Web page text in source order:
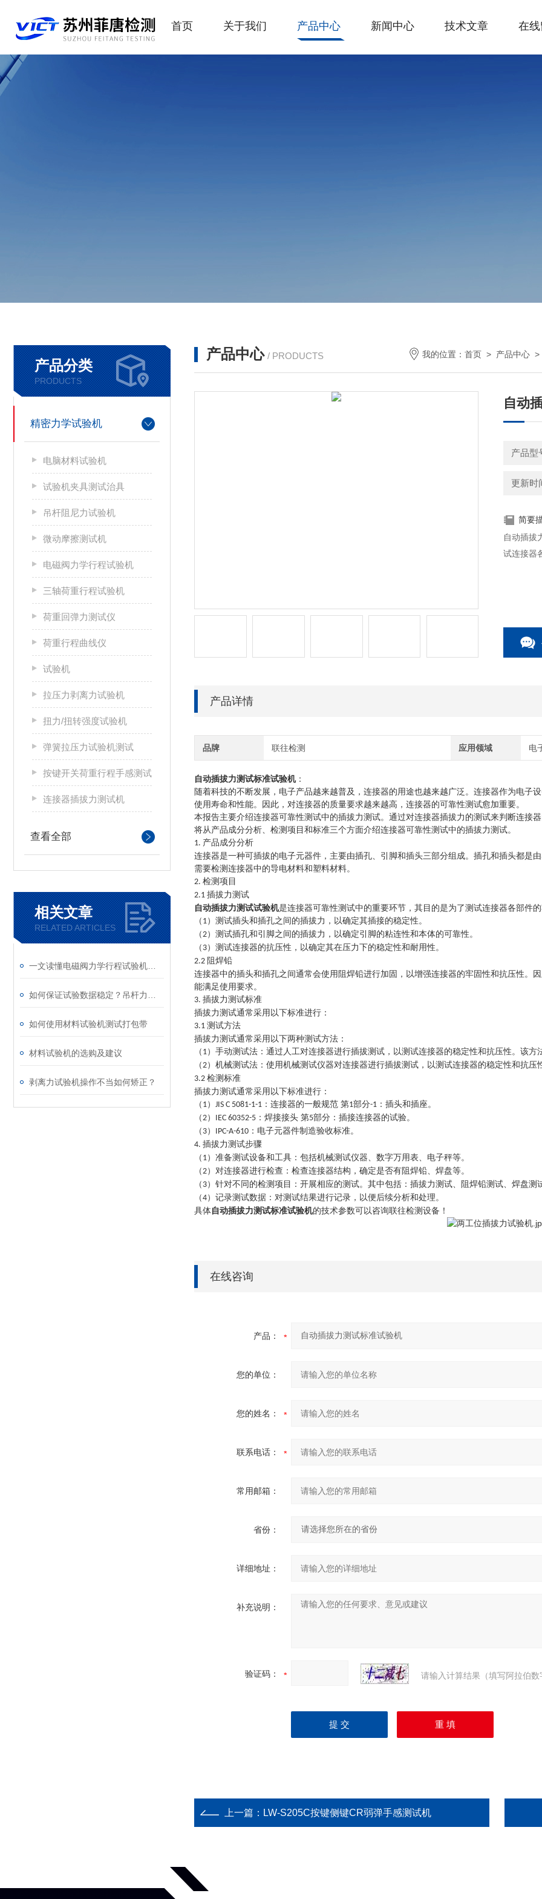
首页 关于我们 产品中心 新闻中心 技术文章 在
产品分类
PRODUCTS
精密力学试验机
电脑材料试验机
试验机夹具测试治具
吊杆阻尼力试验机
微动摩擦测试机
电磁阀力学行程试验机
三轴荷重行程试验机
荷重回弹力测试仪
荷重行程曲线仪
试验机
拉压力剥离力试验机
扭力/扭转强度试验机
弹簧拉压力试验机测试
按键开关荷重行程手感测试
连接器插拔力测试机
查看全部
相关文章
RELATED ARTICLES
如何使用材料试验机测试打包带
材料试验机的选购及建议
剥离力试验机操作不当如何矫正？
产品中心 / PRODUCTS 我的位置： 首页 > 产品中心
自动
产品型
更新时
简要
自动插拔
试连接器
产品详情
品牌 联往检测 应用领域 电
自动插拔力测试标准试验机：
随着科技的不断发展，电子产品越来越普及，连接器的用途也越来越广泛。连接器作为电子
使用寿命和性能。因此，对连接器的质量要求越来越高，连接器的可靠性测试愈加重要。
本报告主要介绍连接器可靠性测试中的插拔力测试。通过对连接器插拔力的测试来判断连接
将从产品成分分析、检测项目和标准三个方面介绍连接器可靠性测试中的插拔力测试。
1. 产品成分分析
连接器是一种可插拔的电子元器件，主要由插孔、引脚和插头三部分组成。插孔和插头都是
需要检测连接器中的导电材料和塑料材料。
2. 检测项目
2.1 插拔力测试
自动插拔力测试试验机是连接器可靠性测试中的重要环节，其目的是为了测试连接器各部件
（ 1）测试插头和插孔之间的插拔力，以确定其插接的稳定性。
（2）测试插孔和引脚之间的插拔力，以确定引脚的粘连性和本体的可靠性。
（ 3）测试连接器的抗压性，以确定其在压力下的稳定性和耐用性。
2.2 阻焊铅
连接器中的插头和插孔之间通常会使用阻焊铅进行加固，以增强连接器的牢固性和抗压性。
能满足使用要求。
3. 插拔力测试标准
插拔力测试通常采用以下标准进行：
3.1 测试方法
插拔力测试通常采用以下两种测试方法：
（ 1）手动测试法：通过人工对连接器进行插拔测试，以测试连接器的稳定性和抗压性。该
（2）机械测试法：使用机械测试仪器对连接器进行插拔测试，以测试连接器的稳定性和抗
3.2 检测标准
插拔力测试通常采用以下标准进行：
（ 1） JIS C 5081-1-1 ：连接器的一般规范 第1部分-1 ：插头和插座。
（2） IEC 60352-5 ：焊接接头 第5部分：插接连接器的试验。
（ 3） IPC-A-610 ：电子元器件制造验收标准。
4. 插拔力测试步骤
（ 1）准备测试设备和工具：包括机械测试仪器、数字万用表、电子秤等。
（2）对连接器进行检查：检查连接器结构，确定是否有阻焊铅、焊盘等。
（ 3）针对不同的检测项目：开展相应的测试。其中包括：插拔力测试、阻焊铅测试、焊盘测
（4）记录测试数据：对测试结果进行记录，以便后续分析和处理。
具体自动插拔力测试标准试验机的技术参数可以咨询联往检测设备！
在线咨询
产品：
您的单位：
您的姓名：
联系电话：
常用邮箱：
省份：
详细地址：
补充说明：
验证码： 请输入计算结果（填写阿拉伯
上一篇： LW-S205C按键侧键CR弱弹手感测试机